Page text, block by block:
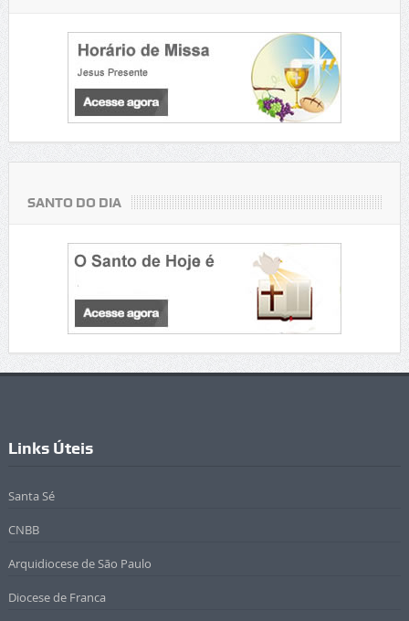
SANTO DO DIA
Links Úteis
Santa Sé
CNBB
Arquidiocese de São Paulo
Diocese de Franca